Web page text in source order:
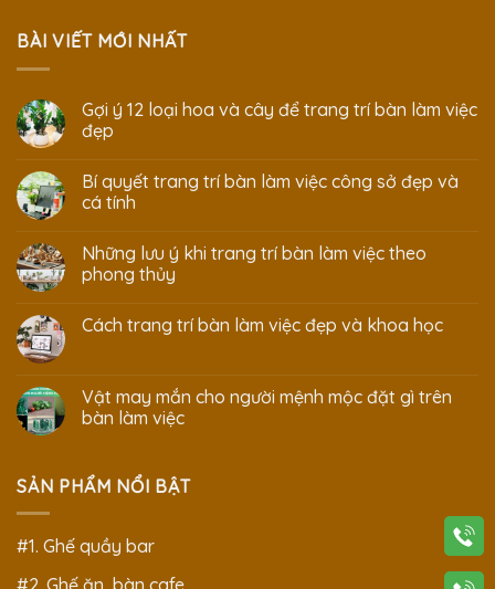
BÀI VIẾT MỚI NHẤT
Gợi ý 12 loại hoa và cây để trang trí bàn làm việc
đẹp
Bí quyết trang trí bàn làm việc công sở đẹp và
cá tính
Những lưu ý khi trang trí bàn làm việc theo
phong thủy
Cách trang trí bàn làm việc đẹp và khoa học
Vật may mắn cho người mệnh mộc đặt gì trên
bàn làm việc
SẢN PHẨM NỔI BẬT
#1. Ghế quầy bar
#2. Ghế ăn, bàn cafe